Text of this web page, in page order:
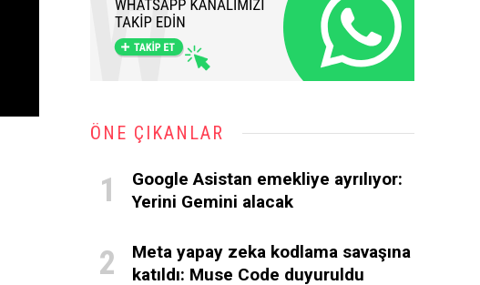
ÖNE ÇIKANLAR
Google Asistan emekliye ayrılıyor:
Yerini Gemini alacak
Meta yapay zeka kodlama savaşına
katıldı: Muse Code duyuruldu